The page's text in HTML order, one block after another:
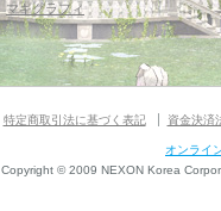
マギグラフィ
特定商取引法に基づく表記 資金決済
オンライ
Copyright © 2009 NEXON Korea